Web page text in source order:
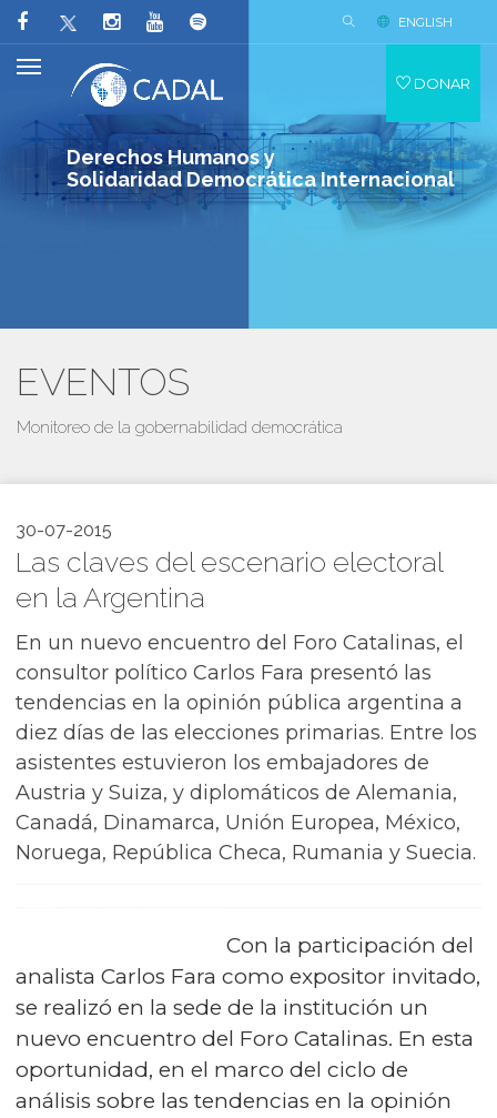
Derechos Humanos y
Solidaridad Democrática Internacional
ENGLISH
DONAR
EVENTOS
Monitoreo de la gobernabilidad democrática
30-07-2015
Las claves del escenario electoral
en la Argentina
En un nuevo encuentro del Foro Catalinas, el
consultor político Carlos Fara presentó las
tendencias en la opinión pública argentina a
diez días de las elecciones primarias. Entre los
asistentes estuvieron los embajadores de
Austria y Suiza, y diplomáticos de Alemania,
Canadá, Dinamarca, Unión Europea, México,
Noruega, República Checa, Rumania y Suecia.
Con la participación del
analista Carlos Fara como expositor invitado,
se realizó en la sede de la institución un
nuevo encuentro del Foro Catalinas. En esta
oportunidad, en el marco del ciclo de
análisis sobre las tendencias en la opinión